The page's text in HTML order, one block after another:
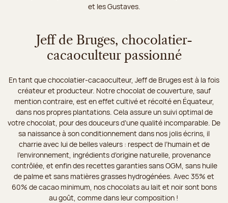
et les Gustaves.
Jeff de Bruges, chocolatier-
cacaoculteur passionné
En tant que chocolatier-cacaoculteur, Jeff de Bruges est à la fois
créateur et producteur. Notre chocolat de couverture, sauf
mention contraire, est en effet cultivé et récolté en Équateur,
dans nos propres plantations. Cela assure un suivi optimal de
votre chocolat, pour des douceurs d’une qualité incomparable. De
sa naissance à son conditionnement dans nos jolis écrins, il
charrie avec lui de belles valeurs : respect de l’humain et de
l’environnement, ingrédients d’origine naturelle, provenance
contrôlée, et enfin des recettes garanties sans OGM, sans huile
de palme et sans matières grasses hydrogénées. Avec 35% et
60% de cacao minimum, nos chocolats au lait et noir sont bons
au goût, comme dans leur composition !